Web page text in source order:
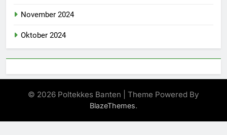
November 2024
Oktober 2024
© 2026 Poltekkes Banten | Theme Powered By
BlazeThemes.